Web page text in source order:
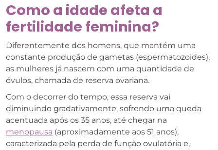
Como a idade afeta a
fertilidade feminina?
Diferentemente dos homens, que mantém uma
constante produção de gametas (espermatozoides),
as mulheres já nascem com uma quantidade de
óvulos, chamada de reserva ovariana.
Com o decorrer do tempo, essa reserva vai
diminuindo gradativamente, sofrendo uma queda
acentuada após os 35 anos, até chegar na
menopausa (aproximadamente aos 51 anos),
caracterizada pela perda de função ovulatória e,